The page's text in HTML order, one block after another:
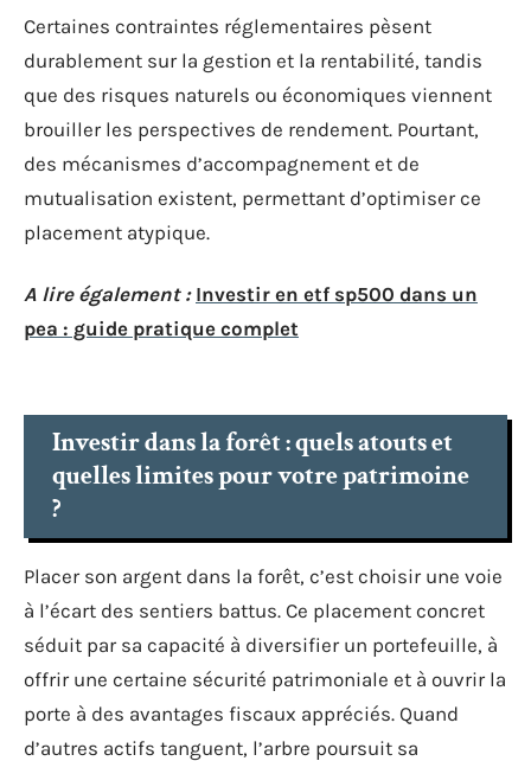
Certaines contraintes réglementaires pèsent
durablement sur la gestion et la rentabilité, tandis
que des risques naturels ou économiques viennent
brouiller les perspectives de rendement. Pourtant,
des mécanismes d’accompagnement et de
mutualisation existent, permettant d’optimiser ce
placement atypique.
A lire également : Investir en etf sp500 dans un
pea : guide pratique complet
Investir dans la forêt : quels atouts et
quelles limites pour votre patrimoine
?
Placer son argent dans la forêt, c’est choisir une voie
à l’écart des sentiers battus. Ce placement concret
séduit par sa capacité à diversifier un portefeuille, à
offrir une certaine sécurité patrimoniale et à ouvrir la
porte à des avantages fiscaux appréciés. Quand
d’autres actifs tanguent, l’arbre poursuit sa